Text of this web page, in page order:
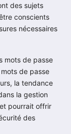
des sujets
conscients
nécessaires
mots de passe
de passe
la tendance
la gestion
pourrait offrir
des